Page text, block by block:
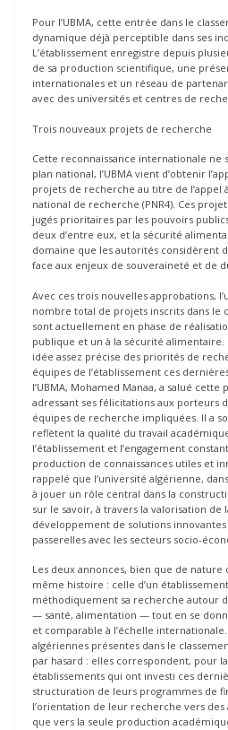
Pour l’UBMA, cette entrée dans le
dynamique déjà perceptible dans ses
L’établissement enregistre depuis
de sa production scientifique, une
internationales et un réseau de
avec des universités et centres de
Trois nouveaux projets de recherche
Cette reconnaissance internationale ne
plan national, l’UBMA vient d’obtenir
projets de recherche au titre de l’appel
national de recherche (PNR4). Ces
jugés prioritaires par les pouvoirs
deux d’entre eux, et la sécurité
domaine que les autorités considèrent
face aux enjeux de souveraineté et de
Avec ces trois nouvelles approbations,
nombre total de projets inscrits dans le
sont actuellement en phase de
publique et un à la sécurité
idée assez précise des priorités de
équipes de l’établissement ces
l’UBMA, Mohamed Manaa, a salué
adressant ses félicitations aux porteurs
équipes de recherche impliquées. Il a
reflètent la qualité du travail
l’établissement et l’engagement
production de connaissances utiles et
rappelé que l’université algérienne,
à jouer un rôle central dans la
sur le savoir, à travers la valorisation
développement de solutions
passerelles avec les secteurs socio-
Les deux annonces, bien que de
même histoire : celle d’un
méthodiquement sa recherche autour
— santé, alimentation — tout en se
et comparable à l’échelle
algériennes présentes dans le
par hasard : elles correspondent, pour
établissements qui ont investi ces
structuration de leurs programmes de
l’orientation de leur recherche vers
que vers la seule production